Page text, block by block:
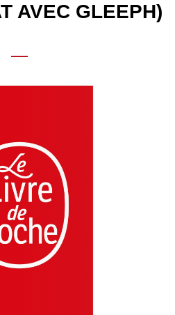
AVEC GLEEPH)